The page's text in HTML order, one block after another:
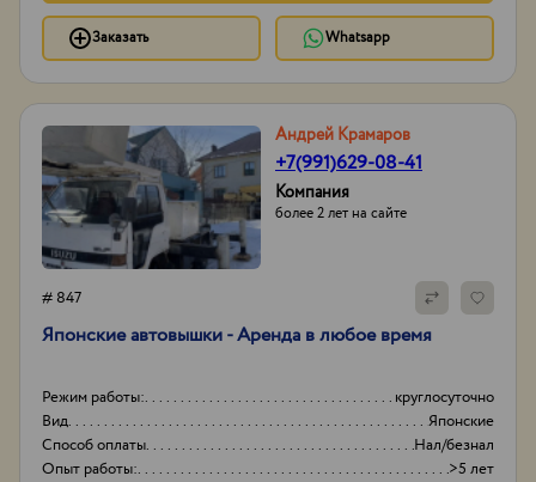
Заказать Whatsapp
Андрей Крамаров
+7(991)629-08-41
Компания
более 2 лет на сайте
# 847
Японские автовышки - Аренда в любое время
Режим работы:
круглосуточно
Вид
Японские
Способ оплаты
Нал/безнал
Опыт работы:
>5 лет